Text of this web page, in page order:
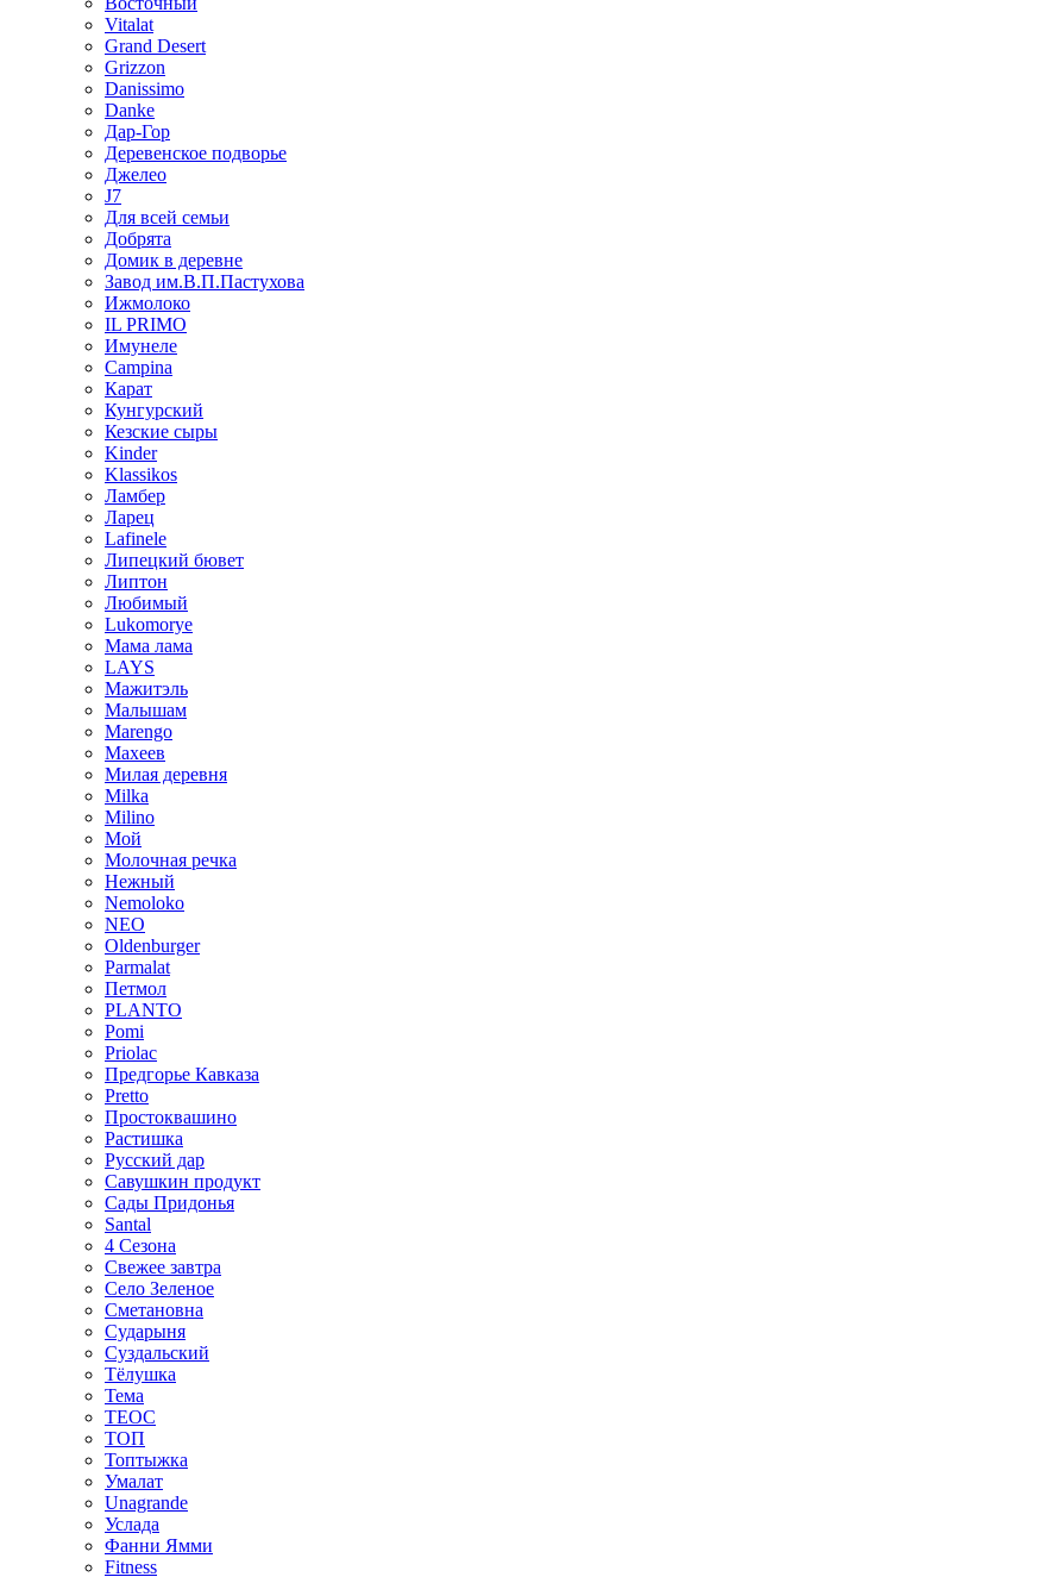
Vitalat
Grand Desert
Grizzon
Danissimo
Danke
Дар-Гор
Деревенское подворье
Джелео
J7
Для всей семьи
Добрята
Домик в деревне
Завод им.В.П.Пастухова
Ижмолоко
IL PRIMO
Имунеле
Campina
Карат
Кунгурский
Кезские сыры
Kinder
Klassikos
Ламбер
Ларец
Lafinele
Липецкий бювет
Липтон
Любимый
Lukomorye
Мама лама
LAYS
Мажитэль
Малышам
Marengo
Махеев
Милая деревня
Milka
Milino
Мой
Молочная речка
Нежный
Nemoloko
NEO
Oldenburger
Parmalat
Петмол
PLANTO
Pomi
Priolac
Предгорье Кавказа
Pretto
Простоквашино
Растишка
Русский дар
Савушкин продукт
Сады Придонья
Santal
4 Сезона
Свежее завтра
Село Зеленое
Сметановна
Сударыня
Суздальский
Тёлушка
Тема
ТЕОС
ТОП
Топтыжка
Умалат
Unagrande
Услада
Фанни Ямми
Fitness